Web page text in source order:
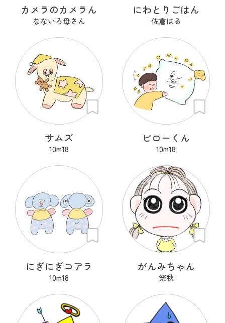
カメラのカメラん
なないろ母さん
にわとりごはん
佐倉はる
サムズ
10m18
ピローくん
10m18
にぎにぎコアラ
10m18
がんみちゃん
祭秋